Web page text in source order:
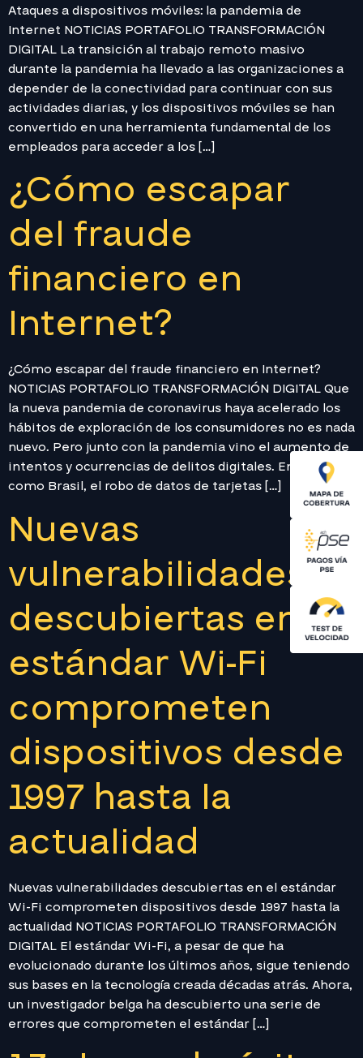
Ataques a dispositivos móviles: la pandemia de
Internet NOTICIAS PORTAFOLIO TRANSFORMACIÓN
DIGITAL La transición al trabajo remoto masivo
durante la pandemia ha llevado a las organizaciones a
depender de la conectividad para continuar con sus
actividades diarias, y los dispositivos móviles se han
convertido en una herramienta fundamental de los
empleados para acceder a los […]
¿Cómo escapar
del fraude
financiero en
Internet?
¿Cómo escapar del fraude financiero en Internet?
NOTICIAS PORTAFOLIO TRANSFORMACIÓN DIGITAL Que
la nueva pandemia de coronavirus haya acelerado los
hábitos de exploración de los consumidores no es nada
nuevo. Pero junto con la pandemia vino el aumento de
intentos y ocurrencias de delitos digitales. En países
como Brasil, el robo de datos de tarjetas […]
Nuevas
vulnerabilidades
descubiertas en el
estándar Wi-Fi
comprometen
dispositivos desde
1997 hasta la
actualidad
Nuevas vulnerabilidades descubiertas en el estándar
Wi-Fi comprometen dispositivos desde 1997 hasta la
actualidad NOTICIAS PORTAFOLIO TRANSFORMACIÓN
DIGITAL El estándar Wi-Fi, a pesar de que ha
evolucionado durante los últimos años, sigue teniendo
sus bases en la tecnología creada décadas atrás. Ahora,
un investigador belga ha descubierto una serie de
errores que comprometen el estándar […]